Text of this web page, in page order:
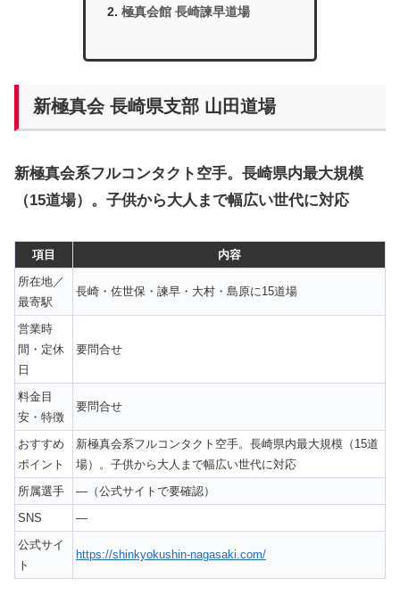
極真会館 長崎諫早道場
新極真会 長崎県支部 山田道場
新極真会系フルコンタクト空手。長崎県内最大規模
（15道場）。子供から大人まで幅広い世代に対応
項目
内容
所在地／
最寄駅
長崎・佐世保・諫早・大村・島原に15道場
営業時
間・定休
日
要問合せ
料金目
安・特徴
要問合せ
おすすめ
ポイント
新極真会系フルコンタクト空手。長崎県内最大規模（15道
場）。子供から大人まで幅広い世代に対応
所属選手
—（公式サイトで要確認）
SNS
—
公式サイ
ト
https://shinkyokushin-nagasaki.com/